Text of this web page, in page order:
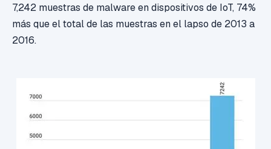
7,242 muestras de malware en dispositivos de IoT, 74%
más que el total de las muestras en el lapso de 2013 a
2016.